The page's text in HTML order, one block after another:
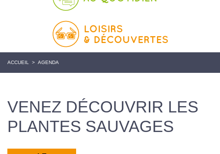
ACCUEIL > AGENDA
VENEZ DÉCOUVRIR LES
PLANTES SAUVAGES